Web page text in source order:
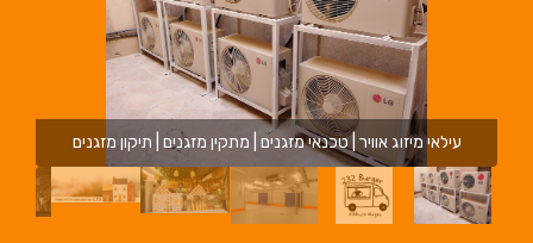
עילאי מיזוג אוויר | טכנאי מזגנים | מתקין מזגנים | תיקון מזגנים